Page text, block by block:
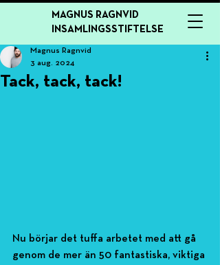
MAGNUS RAGNVID
INSAMLINGSSTIFTELSE
Tack, tack, tack!
Magnus Ragnvid
3 aug. 2024
Nu börjar det tuffa arbetet med att gå
genom de mer än 50 fantastiska, viktiga